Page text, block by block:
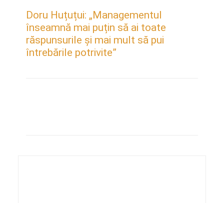
Doru Huțuțui: „Managementul
înseamnă mai puțin să ai toate
răspunsurile și mai mult să pui
întrebările potrivite”